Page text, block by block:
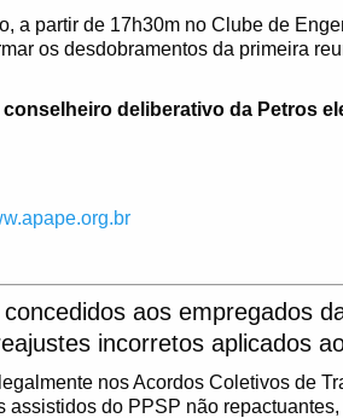
a partir de 17h30m no Clube de
os desdobramentos da primeira
deliberativo da Petros
aos empregados
incorretos aplicados
nos Acordos Coletivos de
assistidos do PPSP não